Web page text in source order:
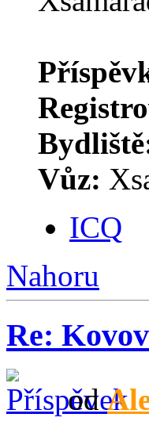
Vůz:
ICQ
Nahoru
Re:
od